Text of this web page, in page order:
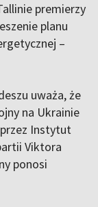
premierzy
planu
–
uważa, że
na Ukrainie
Instytut
Viktora
ponosi